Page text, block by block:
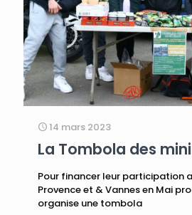
14 mars 2023
La Tombola des
Pour financer leur participation
Provence et & Vannes en Mai
organise une tombola